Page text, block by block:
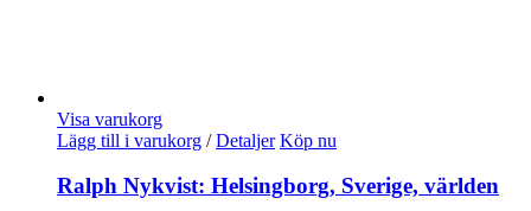
Visa varukorg
Lägg till i varukorg / Detaljer Köp nu
Ralph Nykvist: Helsingborg, Sverige, världen